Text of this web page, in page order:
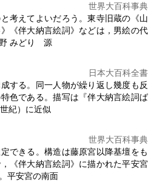
世界大百科事典
考えてよいだろう。東寺旧蔵の《山
《伴大納言絵詞》などは，男絵の代
みどり 源
日本大百科全書
する。同一人物が繰り返し幾度も反
色である。描写は『伴大納言絵詞ば
紀）に近似
世界大百科事典
できる。構造は藤原宮以降基壇をも
《伴大納言絵詞》に描かれた平安宮
平安宮の南面